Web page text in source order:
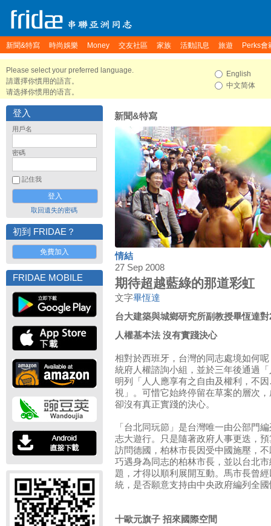
新聞&特寫 時尚娛樂 Money 交友社區 家族 活動訊息 旅遊 Perks會
Please select your preferred language.
請選擇你慣用的語言。
请选择你惯用的语言。
English
中文简体
登入
用戶名
密碼
記住我
取回遺失的密碼
初到 FRIDAE？
免費加入
FRIDAE MOBILE
新聞&特寫
情結
27 Sep 2008
期待超越藍綠的那道彩虹
文字畢恆達
台大建築與城鄉研究所副教授畢恆達
人權基本法 沒有實踐決心
相對於西班牙，台灣的同志處境如何
統府人權諮詢小組，並於三年後通過
明列「人人應享有之自由及權利，
視」。可惜它始終停留在草案的層次
卻沒有真正實踐的決心。
「台北同玩節」是台灣唯一由公部門
志大遊行。只是隨著政府人事更迭，
訪問德國，柏林市長因受中國施壓，
巧遇身為同志的柏林市長，並以台北
題，才得以順利展開互動。馬市長曾
統，是否願意支持由中央政府編列全
十歐元旗子 招來國際空間